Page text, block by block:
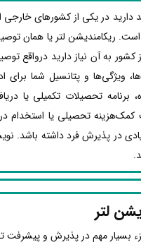
دارید در یکی از کشورهای خارجی
ریکامندیشن لتر یا همان
کشور به آن نیاز دارید درواقع
ویژگی‌ها و پتانسیل شما
برنامه تحصیلات تکمیلی یا
کمک‌هزینه تحصیلی یا استخدام
در پذیرش فرد داشته باشد.
لتر
بسیار مهم در پذیرش و